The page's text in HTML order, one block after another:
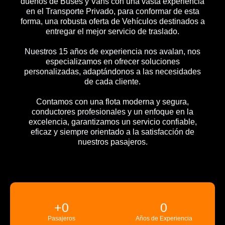
en el Transporte Privado, para conformar de esta
forma, una robusta oferta de Vehículos destinados a
entregar el mejor servicio de traslado.
Nuestros 15 años de experiencia nos avalan, nos
especializamos en ofrecer soluciones
personalizadas, adaptándonos a las necesidades
de cada cliente.
Contamos con una flota moderna y segura,
conductores profesionales y un enfoque en la
excelencia, garantizamos un servicio confiable,
eficaz y siempre orientado a la satisfacción de
nuestros pasajeros.
Pasajeros
+0
Años de Experiencia
0